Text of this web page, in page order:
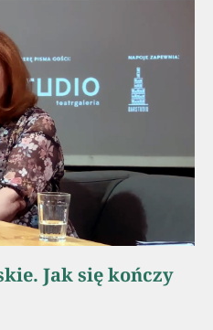
Jak się kończy